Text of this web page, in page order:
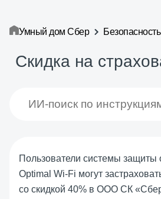
Умный дом Сбер
Скидка на
Пользователи системы защиты
Optimal Wi-Fi могут
со скидкой 40% в ООО СК